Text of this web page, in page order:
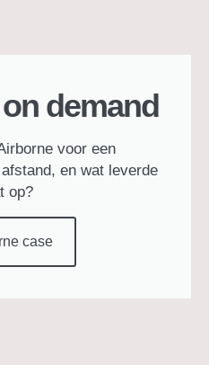
demand
voor een
en wat leverde
op?
case